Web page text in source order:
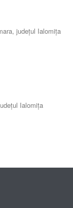
județul Ialomița
Ialomița